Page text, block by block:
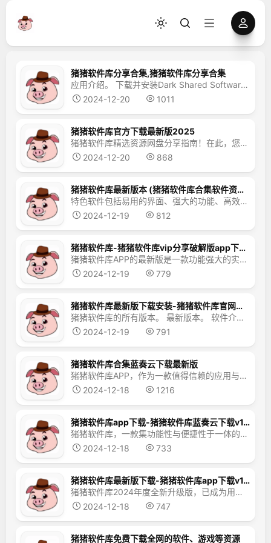
猪猪软件库分享合集,猪猪软件库分享合集
应用介绍。 下载并安装Dark Shared Software Library。Dark Shared Software Library v4.1是一款免费的移动系统工具应用程序。它每天实时更新资源，并采用高速下载通道。通过先进的加密技术和分布式存储系统，我们可以在软件中找到各种资源。这里的所有资源都是免费提供给每个人的。有各种应用程序和游戏。您无需等待很长...
2024-12-20
1011
猪猪软件库官方下载最新版2025
猪猪软件库精选资源网盘分享指南！在此，您可以轻松体验与众不同的软件，自行探索新奇的功能，深入体验丰富的故事情节。别忘下载这些资源！ 猪猪软件库应用简介 猪猪软件库应用汇聚了海量精彩资源，让用户无需为资源搜寻而烦恼。它具备语音搜索功能，允许用户通过语音输入关键词快速查找，操作简便快捷。同时，支持多任务高速下载，帮助用户迅速获取所需资源。应用界面简洁，低内存消耗...
2024-12-20
868
猪猪软件库最新版本 (猪猪软件库合集软件资料链接)v1.9
特色软件包括易用的界面、强大的功能、高效的性能和稳定的运行。所有软件内的资源均为最新版本，包括经过审核认证的破解版资源，确保安全稳定后方可上架。此外，我们提供大量更新的破解应用资源，能够满足用户的各种需求。 首页还会展示最新和最热的榜单，便于用户在下载前参考。 下载软件完全免费，用户可以轻松下载各种软件，没有任何限制。此外，用户还可以使用语音搜索功能来搜索软...
2024-12-19
812
猪猪软件库-猪猪软件库vip分享破解版app下载 - 猪猪软件库
猪猪软件库APP的最新版是一款功能强大的实用工具，它包含众多板块，为用户带来丰富的乐趣。提供免费下载的精选资源让使用更加便捷，实时更新不容错过。现在就行动起来，点击下载吧！ 软件概述 猪猪软件库是一款集下载与安装功能于一体的实用工具。用户可以借助它下载各种应用程序，热门应用会自动推送到首页，同时还有精选软件专题，供用户随时下载。所有应用均可免费下载，欢迎感兴...
2024-12-19
779
猪猪软件库最新版下载安装-猪猪软件库官网版下载安装v1.9
猪猪软件库的所有版本。 最新版本。 软件介绍。 猪猪软件库应用程序下载中有许多优质和优秀的资源。这里的资源免费供每个人下载。大量精彩和高质量的资源可以在这里下载。。这里的资源是免费提供给每个人的。你可以免费下载你感兴趣的资源。。这个软件的内容非常丰富，在这里可以找到许多有趣的资源。喜欢这个辅助软件的朋友一定不要错过。。 猪猪软件图书馆应用程序介绍。 猪猪软件...
2024-12-19
791
猪猪软件库合集蓝奏云下载最新版
猪猪软件库APP，作为一款值得信赖的应用与游戏资源宝库，为广大用户提供了海量的免费资源。用户在此平台可以免费下载并体验各式各样的应用与游戏，每一款产品均经过严格的安全检测，确保无病毒、无毒害，让用户畅享无忧体验。此外，平台分类明确，满足用户多样化的需求，让您轻松快捷地找到心仪的内容。 猪猪软件库蓝奏云2024操作指南 您可轻松便捷地在此处下载您所需的软件。 ...
2024-12-18
1216
猪猪软件库app下载-猪猪软件库蓝奏云下载v1.9
猪猪软件库，一款集功能性与便捷性于一体的应用资源下载平台，致力于为您呈现海量优质应用。在这里，您可以根据分类浏览，迅速锁定心仪的软件。丰富的资源库，搭配高效强大的搜索功能，让您轻松找到所需。赶快来下载体验，一探究竟吧！ 软件特色优化版： 卓越功能亮点展示 界面友好，操作便捷：全新设计的用户界面，直观易懂，即使是初学者也能快速上手，提升工作效率。 功能...
2024-12-18
733
猪猪软件库最新版下载-猪猪软件库app下载v1.9 安卓版
猪猪软件库2024年度全新升级版，已成为用户心悦诚服的软件下载利器！这款应用以其庞大的资源库和迅捷的更新频率著称，囊括了海量的软件、游戏、音乐、影视、图书等丰富内容，全方位满足用户多元化的需求。此外，其便捷的搜索功能让用户轻松定位所需资源，仅需输入软件或游戏名称，即可迅速锁定目标。用户更可轻松分享心爱软件或游戏，与他人共享乐趣，同时亦能从他人的分享中获益，极...
2024-12-18
747
猪猪软件库免费下载全网的软件、游戏等资源